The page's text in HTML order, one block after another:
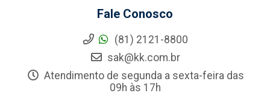
Fale Conosco
(81) 2121-8800
sak@kk.com.br
Atendimento de segunda a sexta-feira das
09h às 17h